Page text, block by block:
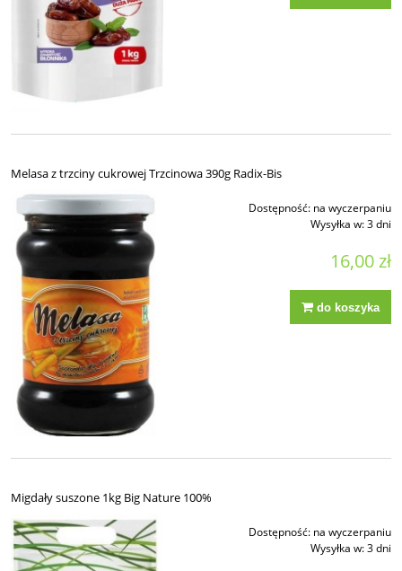
Melasa z trzciny cukrowej Trzcinowa 390g Radix-Bis
Dostępność: na wyczerpaniu
Wysyłka w:3 dni
16,00 zł
do koszyka
Migdały suszone 1kg Big Nature 100%
Dostępność: na wyczerpaniu
Wysyłka w:3 dni